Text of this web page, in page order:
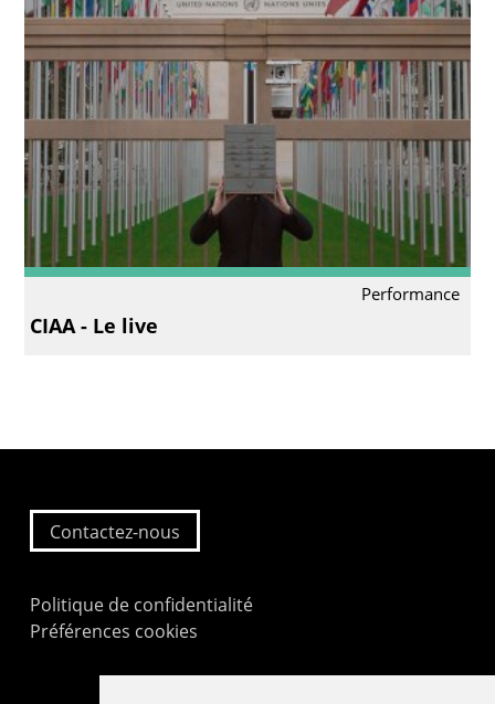
Performance
CIAA - Le live
Contactez-nous
Politique de confidentialité
Préférences cookies